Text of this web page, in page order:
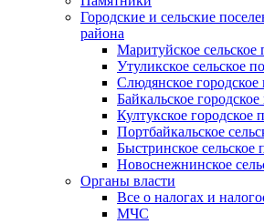
Городские и сельские
района
Маритуйское сельское
Утуликское сельское
Слюдянское городское
Байкальское
Култукское городское
Портбайкальское
Быстринское сельское
Новоснежнинское
Органы власти
Все о налогах и
МЧС